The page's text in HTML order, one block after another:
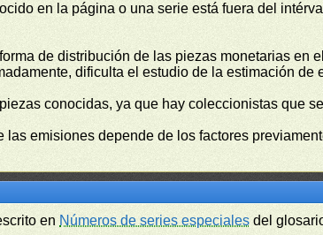
en la página o una serie está fuera del
de distribución de las piezas monetarias en
dificulta el estudio de la estimación de
conocidas, ya que hay coleccionistas que
emisiones depende de los factores
en Números de series especiales del